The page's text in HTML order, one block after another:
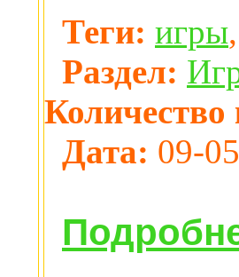
Теги: игры
Раздел:
Количество
Дата: 09-